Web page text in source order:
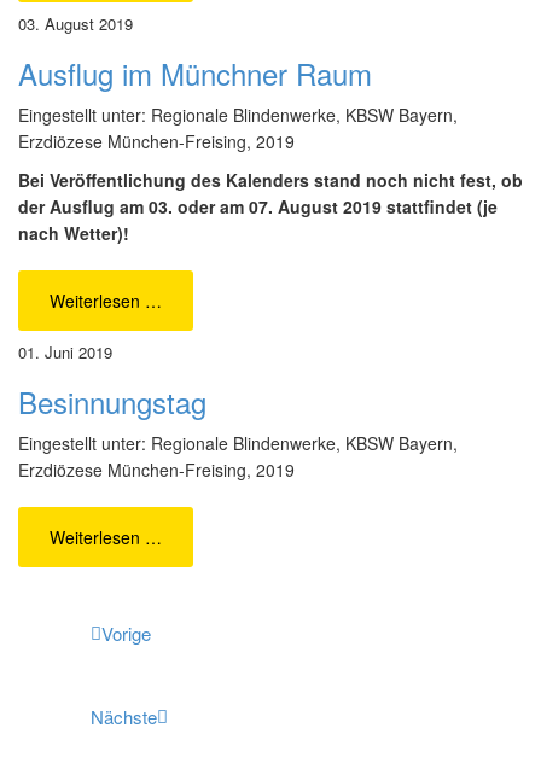
03. August 2019
Ausflug im Münchner Raum
Eingestellt unter: Regionale Blindenwerke, KBSW Bayern,
Erzdiözese München-Freising, 2019
Bei Veröffentlichung des Kalenders stand noch nicht fest, ob
der Ausflug am 03. oder am 07. August 2019 stattfindet (je
nach Wetter)!
Weiterlesen …
01. Juni 2019
Besinnungstag
Eingestellt unter: Regionale Blindenwerke, KBSW Bayern,
Erzdiözese München-Freising, 2019
Weiterlesen …
Vorige
Nächste